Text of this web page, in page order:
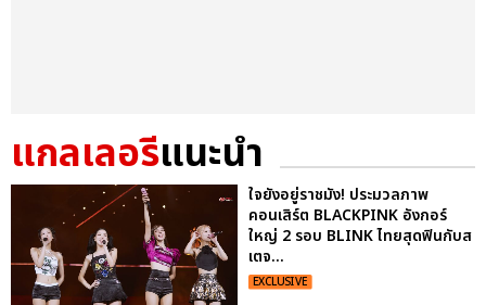
แกลเลอรีแนะนำ
ใจยังอยู่ราชมัง! ประมวลภาพ
คอนเสิร์ต BLACKPINK อังกอร์
ใหญ่ 2 รอบ BLINK ไทยสุดฟินกับส
เตจ...
EXCLUSIVE